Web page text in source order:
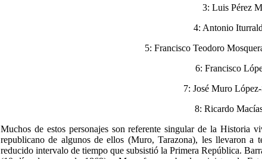
3: Luis Pérez
4: Antonio
5: Francisco Teodoro
6: Francisco
7: José Muro
8: Ricardo
Muchos de estos personajes son referente singular de la
republicano de algunos de ellos (Muro, Tarazona), les llevaron
reducido intervalo de tiempo que subsistió la Primera República.